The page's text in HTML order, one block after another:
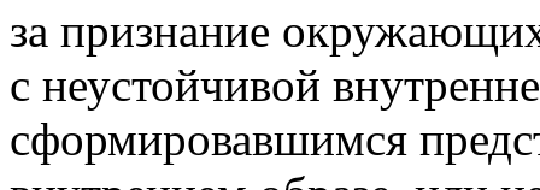
за признание
с неустойчивой
сформировавшимся